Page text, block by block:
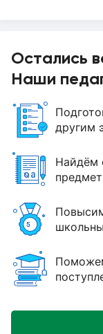
Остались
Наши
другим
Найдём